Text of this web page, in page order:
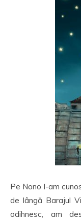
Pe Nono l-am
de lângă Barajul
odihnesc, am